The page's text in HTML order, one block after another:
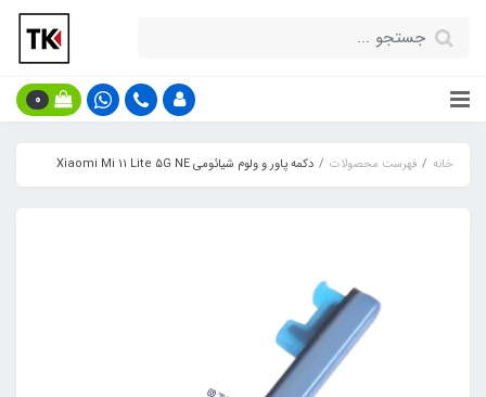
0
خانه فهرست محصولات دکمه پاور و ولوم شیائومی Xiaomi Mi 11 Lite 5G NE